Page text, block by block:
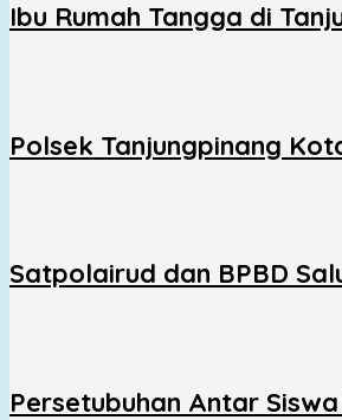
Ibu Rumah Tangga di
Polsek Tanjungpinang
Satpolairud dan BPBD
Persetubuhan Antar